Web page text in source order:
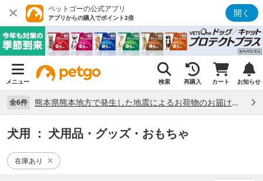
ペットゴーの公式アプリ
アプリからの購入でポイント2倍 開く
メニュー 検索 再購入 カート お知らせ
全6件 熊本県熊本地方で発生した地震によるお荷物のお届け状況について （7/28）
犬用 ： 犬用品・グッズ・おもちゃ
在庫あり